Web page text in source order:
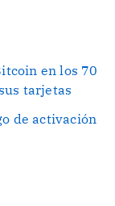
en los 70
tarjetas
de activación